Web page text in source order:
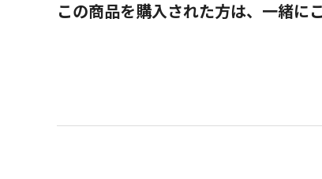
この商品を購入された方は、一緒に